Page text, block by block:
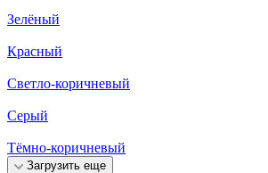
Зелёный
Красный
Светло-коричневый
Серый
Тёмно-коричневый
Загрузить еще